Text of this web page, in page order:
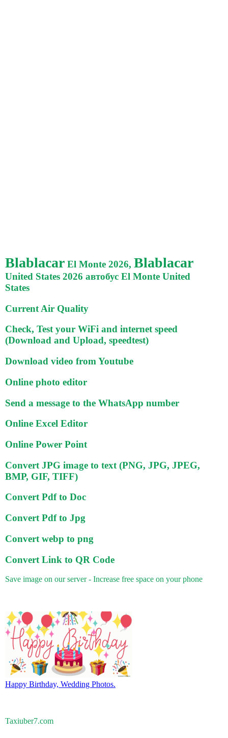
Blablacar El Monte 2026, Blablacar
United States 2026 автобус El Monte United
States
Current Air Quality
Check, Test your WiFi and internet speed
(Download and Upload, speedtest)
Download video from Youtube
Online photo editor
Send a message to the WhatsApp number
Online Excel Editor
Online Power Point
Convert JPG image to text (PNG, JPG, JPEG,
BMP, GIF, TIFF)
Convert Pdf to Doc
Convert Pdf to Jpg
Convert webp to png
Convert Link to QR Code
Save image on our server - Increase free space on your phone
Happy Birthday, Wedding Photos.
Taxiuber7.com